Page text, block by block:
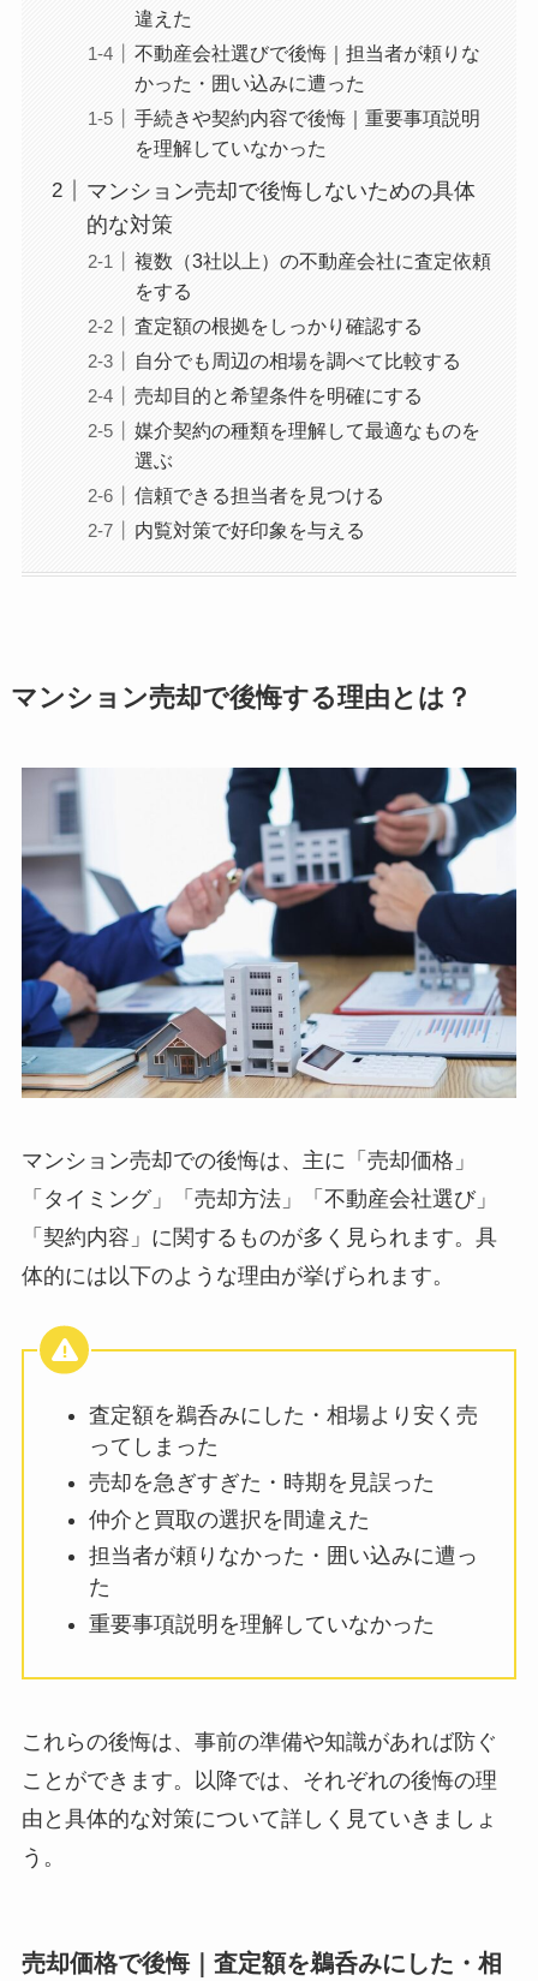
違えた
不動産会社選びで後悔｜担当者が頼りな
かった・囲い込みに遭った
手続きや契約内容で後悔｜重要事項説明
を理解していなかった
マンション売却で後悔しないための具体
的な対策
複数（3社以上）の不動産会社に査定依頼
をする
査定額の根拠をしっかり確認する
自分でも周辺の相場を調べて比較する
売却目的と希望条件を明確にする
媒介契約の種類を理解して最適なものを
選ぶ
信頼できる担当者を見つける
内覧対策で好印象を与える
マンション売却で後悔する理由とは？
マンション売却での後悔は、主に「売却価格」
「タイミング」「売却方法」「不動産会社選び」
「契約内容」に関するものが多く見られます。具
体的には以下のような理由が挙げられます。
査定額を鵜呑みにした・相場より安く売
ってしまった
売却を急ぎすぎた・時期を見誤った
仲介と買取の選択を間違えた
担当者が頼りなかった・囲い込みに遭っ
た
重要事項説明を理解していなかった
これらの後悔は、事前の準備や知識があれば防ぐ
ことができます。以降では、それぞれの後悔の理
由と具体的な対策について詳しく見ていきましょ
う。
売却価格で後悔｜査定額を鵜呑みにした・相